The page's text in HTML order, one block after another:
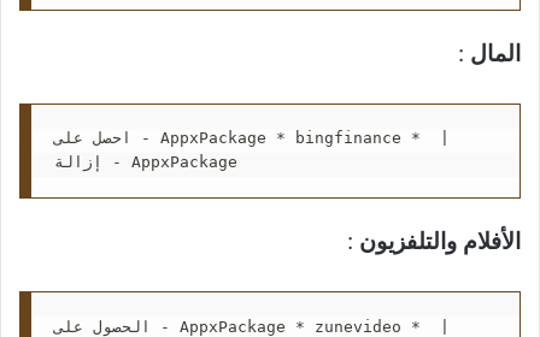
المال :
احصل على - AppxPackage * bingfinance *  |
إزالة - AppxPackage
الأفلام والتلفزيون :
الحصول على - AppxPackage * zunevideo *  |